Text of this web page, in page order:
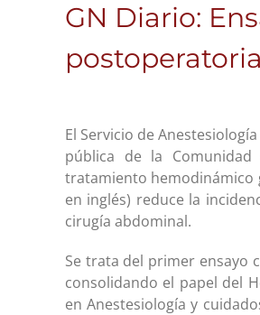
GN Diario:
El Servicio de
pública de la
tratamiento hemodinámico
en inglés) reduce la
cirugía abdominal.
Se trata del primer ensayo
consolidando el papel del
en Anestesiología y